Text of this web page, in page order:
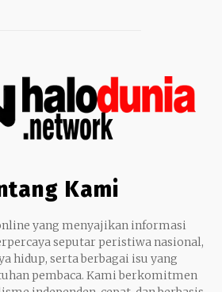
Kami
yang menyajikan informasi
seputar peristiwa nasional,
hidup, serta berbagai isu yang
pembaca. Kami berkomitmen